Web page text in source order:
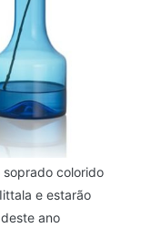
colorido
e estarão
ano